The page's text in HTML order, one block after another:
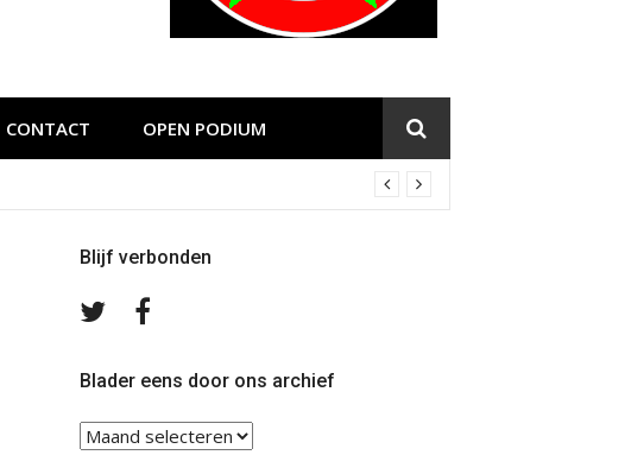
CONTACT OPEN PODIUM
Blijf verbonden
Volg
TwitterFacebook
Blader eens door ons archief
Blader
eens